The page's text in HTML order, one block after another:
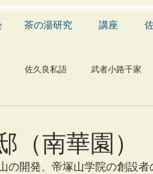
茶の湯研究 講座
佐久良私語 武者小路千家
学 音楽 メディア
南華園）
開発、帝塚山学院の創設者